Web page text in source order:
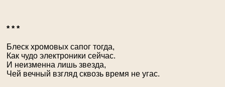
* * *
Блеск хромовых сапог тогда,
Как чудо электроники сейчас.
И неизменна лишь звезда,
Чей вечный взгляд сквозь время не угас.